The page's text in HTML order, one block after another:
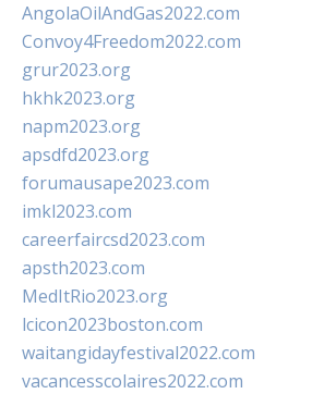
AngolaOilAndGas2022.com
Convoy4Freedom2022.com
grur2023.org
hkhk2023.org
napm2023.org
apsdfd2023.org
forumausape2023.com
imkl2023.com
careerfaircsd2023.com
apsth2023.com
MedItRio2023.org
lcicon2023boston.com
waitangidayfestival2022.com
vacancesscolaires2022.com